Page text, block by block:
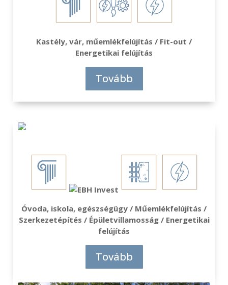
Kastély, vár, műemlékfelújítás / Fit-out /
Energetikai felújítás
Tovább
Óvoda, iskola, egészségügy / Műemlékfelújítás /
Szerkezetépítés / Épületvillamosság / Energetikai
felújítás
Tovább